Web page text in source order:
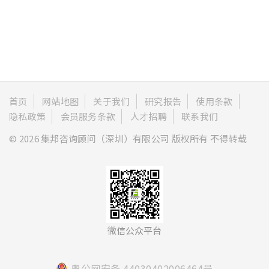
首页 网站地图 关于我们 研究报告
使用条款
隐私政策
会员服务条款 人才招聘
联系我们
© 2026 集邦咨询顾问（深圳）有限公司 版权所有 不得转载
微信公众平台